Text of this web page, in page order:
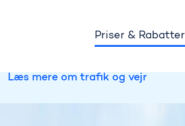
Priser & Rabatter
TRAFIKSTATUS:
Læs mere om trafik og vejr